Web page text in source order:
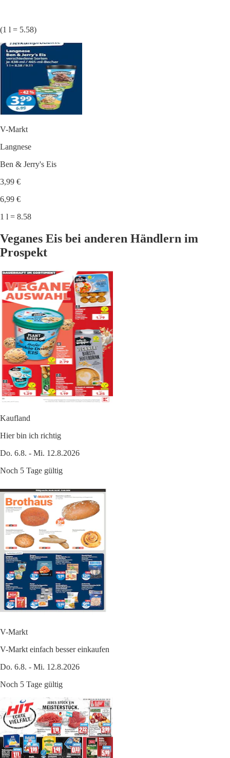
(1 l = 5.58)
V-Markt
Langnese
Ben & Jerry's Eis
3,99 €
6,99 €
1 l = 8.58
Veganes Eis bei anderen Händlern im
Prospekt
Kaufland
Hier bin ich richtig
Do. 6.8. - Mi. 12.8.2026
Noch 5 Tage gültig
V-Markt
V-Markt einfach besser einkaufen
Do. 6.8. - Mi. 12.8.2026
Noch 5 Tage gültig